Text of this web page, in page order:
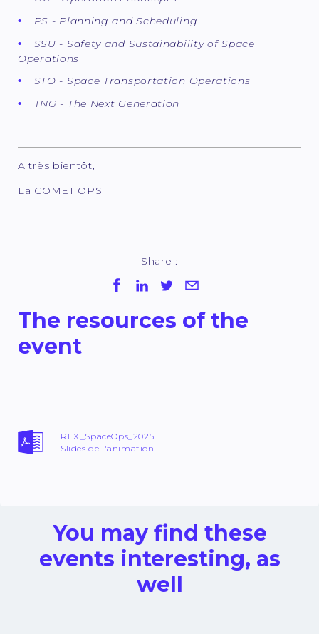
PS - Planning and Scheduling
SSU - Safety and Sustainability of Space
Operations
STO - Space Transportation Operations
TNG - The Next Generation
A très bientôt,
La COMET OPS
Share :
The resources of the
event
REX_SpaceOps_2025
Slides de l'animation
You may find these
events interesting, as
well